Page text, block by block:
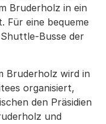
Bruderholz in ein
Für eine bequeme
Busse der
Bruderholz wird in
organisiert,
den Präsidien
und